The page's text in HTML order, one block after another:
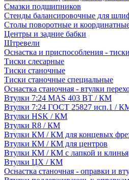
Смазки подшипников
Стенды балансировочные для
Столы поворотные и
Центры и задние бабки
Штревели
Оснастка и приспособления - тиски
Тиски слесарные
Тиски станочные
Тиски станочные специальные
Оснастка станочная - втулки
Втулки 7:24 MAS 403 BT / КМ
Втулки 7:24 ГОСТ 25827 исп.1 /
Втулки HSK / КМ
Втулки R8 / КМ
Втулки КМ / КМ для концевых
Втулки КМ / КМ для центров
Втулки КМ / КМ с лапкой и клинья
Втулки ЦХ / КМ
Оснастка станочная - оправки и